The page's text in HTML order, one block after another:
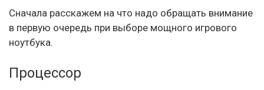
Сначала расскажем на что надо обращать внимание
в первую очередь при выборе мощного игрового
ноутбука.
Процессор